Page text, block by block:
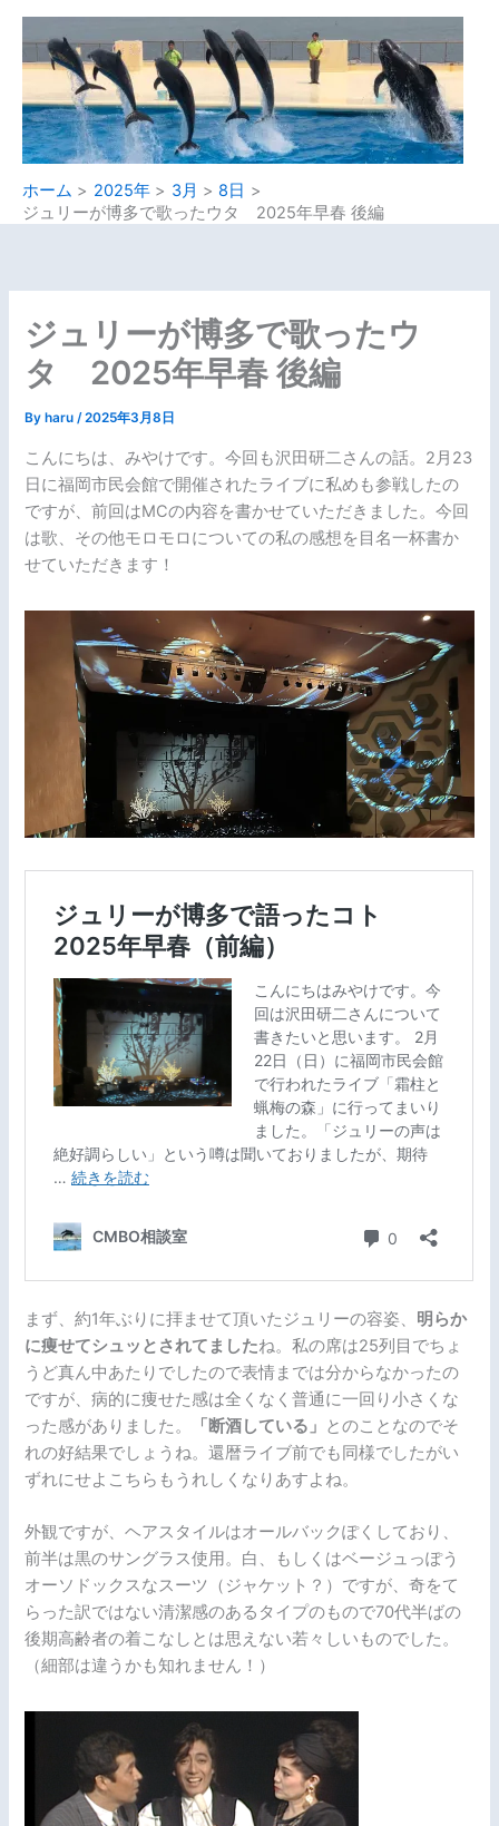
ホーム
2025年 3月
8日
ジュリーが博多で歌ったウタ 2025年早春 後編
ジュリーが博多で歌ったウ
タ 2025年早春 後編
By haru/2025年3月8日
こんにちは、みやけです。今回も沢田研二さんの話。2月23
日に福岡市民会館で開催されたライブに私めも参戦したの
ですが、前回はMCの内容を書かせていただきました。今回
は歌、その他モロモロについての私の感想を目名一杯書か
せていただきます！
まず、約1年ぶりに拝ませて頂いたジュリーの容姿、 明らか
に痩せてシュッとされてましたね。私の席は25列目でちょ
うど真ん中あたりでしたので表情までは分からなかったの
ですが、病的に痩せた感は全くなく普通に一回り小さくな
った感がありました。
「断酒している」 とのことなのでそ
れの好結果でしょうね。還暦ライブ前でも同様でしたがい
ずれにせよこちらもうれしくなりあすよね。
外観ですが、ヘアスタイルはオールバックぽくしており、
前半は黒のサングラス使用。白、もしくはベージュっぽう
オーソドックスなスーツ（ジャケット？）ですが、奇をて
らった訳ではない清潔感のあるタイプのもので70代半ばの
後期高齢者の着こなしとは思えない若々しいものでした。
（細部は違うかも知れません！）